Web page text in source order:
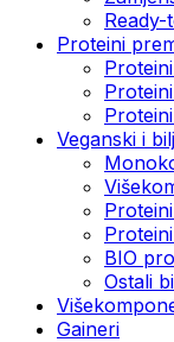
Proteini
Veganski i
BIO
Ostali
Gaineri